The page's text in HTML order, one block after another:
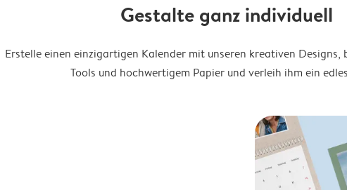
Gestalte ganz individuell
Erstelle einen einzigartigen Kalender mit unseren kreativen Designs,
Tools und hochwertigem Papier und verleih ihm ein